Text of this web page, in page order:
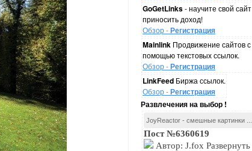
GoGetLinks- научите свой сайт
приносить доход!
Обзор -Регистрация
Mainlink Продвижение сайтов с
помощью текстовых ссылок.
Обзор -Регистрация
LinkFeed Биржа ссылок.
Обзор -Регистрация
Развлечения на выбор !
JoyReactor - смешные картинки ...
Пост №6360619
Автор: J.fox Развернуть